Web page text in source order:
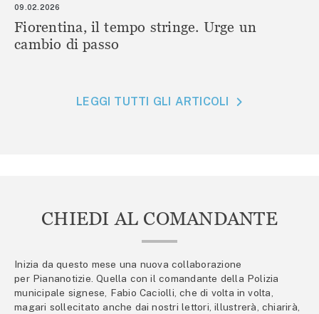
09.02.2026
Fiorentina, il tempo stringe. Urge un
cambio di passo
LEGGI TUTTI GLI ARTICOLI
CHIEDI AL COMANDANTE
Inizia da questo mese una nuova collaborazione
per Piananotizie. Quella con il comandante della Polizia
municipale signese, Fabio Caciolli, che di volta in volta,
magari sollecitato anche dai nostri lettori, illustrerà, chiarirà,